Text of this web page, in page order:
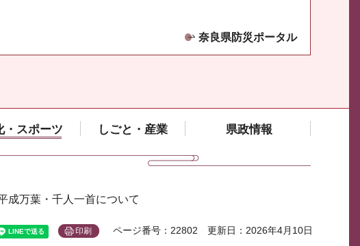
奈良県防災ポータル
・スポーツ しごと・産業 県政情報
成万葉・千人一首について
印刷 ページ番号：22802 更新日：2026年4月10日